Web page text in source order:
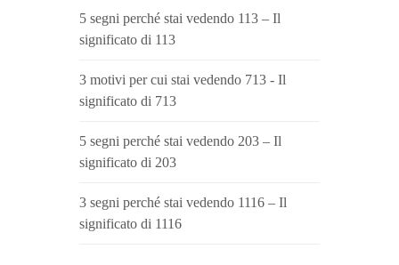
5 segni perché stai vedendo 113 – Il
significato di 113
3 motivi per cui stai vedendo 713 - Il
significato di 713
5 segni perché stai vedendo 203 – Il
significato di 203
3 segni perché stai vedendo 1116 – Il
significato di 1116